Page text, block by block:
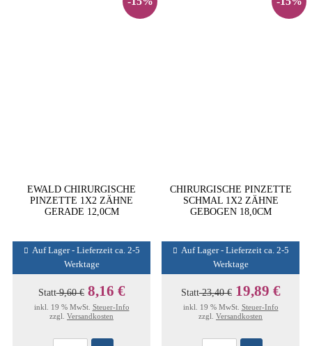
EWALD CHIRURGISCHE
PINZETTE 1X2 ZÄHNE
GERADE 12,0CM
Auf Lager - Lieferzeit ca. 2-5
Werktage
Statt9,60 € 8,16 €
inkl. 19 % MwSt. Steuer-Info
zzgl. Versandkosten
CHIRURGISCHE PINZETTE
SCHMAL 1X2 ZÄHNE
GEBOGEN 18,0CM
Auf Lager - Lieferzeit ca. 2-5
Werktage
Statt23,40 € 19,89 €
inkl. 19 % MwSt. Steuer-Info
zzgl. Versandkosten